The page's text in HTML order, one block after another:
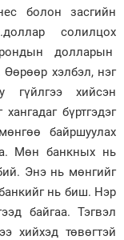
болон засгийн
солилцох
долларын
хэлбэл, нэг
гүйлгээ хийсэн
бүртгэдэг
байршуулах
Мөн банкных нь
Энэ нь мөнгийг
нь биш. Нэр
байгаа. Тэгвэл
хийхэд төвөгтэй